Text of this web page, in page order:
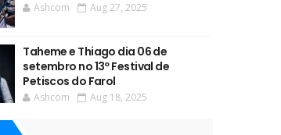
Ashcom Aug 27, 2025
Taheme e Thiago dia 06 de
setembro no 13º Festival de
Petiscos do Farol
Ashcom Aug 18, 2025